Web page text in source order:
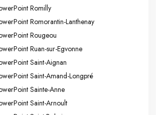
Romilly
Romorantin-Lanthenay
Rougeou
Ruan-sur-Egvonne
Saint-Aignan
Saint-Amand-Longpré
Sainte-Anne
Saint-Arnoult